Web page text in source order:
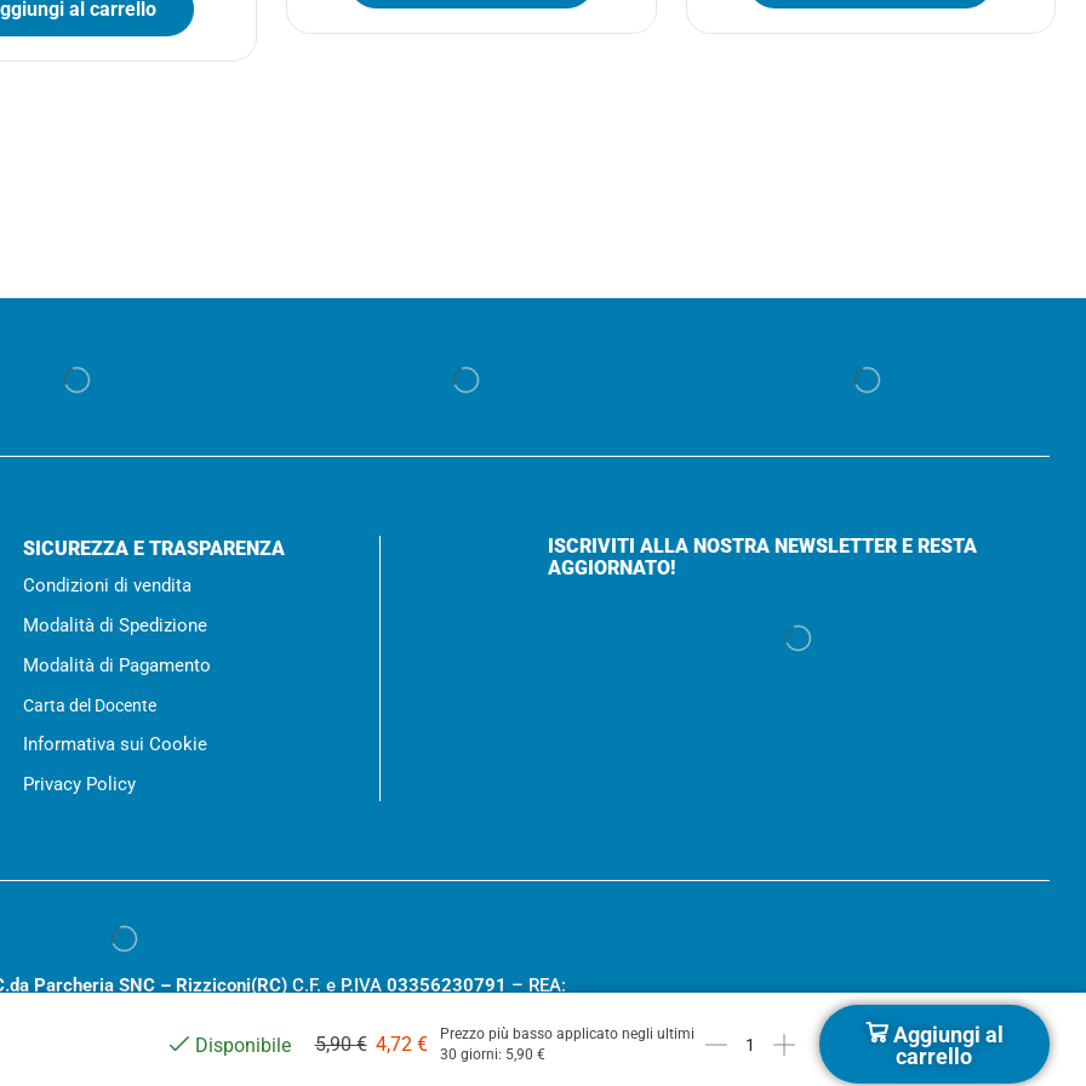
al carrello
SICUREZZA E TRASPARENZA
Condizioni di vendita
Modalità di Spedizione
Modalità di Pagamento
Carta del Docente
Informativa sui Cookie
Privacy Policy
ISCRIVITI ALLA NOSTRA NEWSLETTER E RESTA
AGGIORNATO!
Parcheria SNC – Rizziconi(RC) C.F. e P.IVA03356230791 – REA:
5,90€ 4,72 €
Prezzo più basso applicato negli ultimi
30 giorni: 5,90 €
Disponibile
Aggiungi al
carrello